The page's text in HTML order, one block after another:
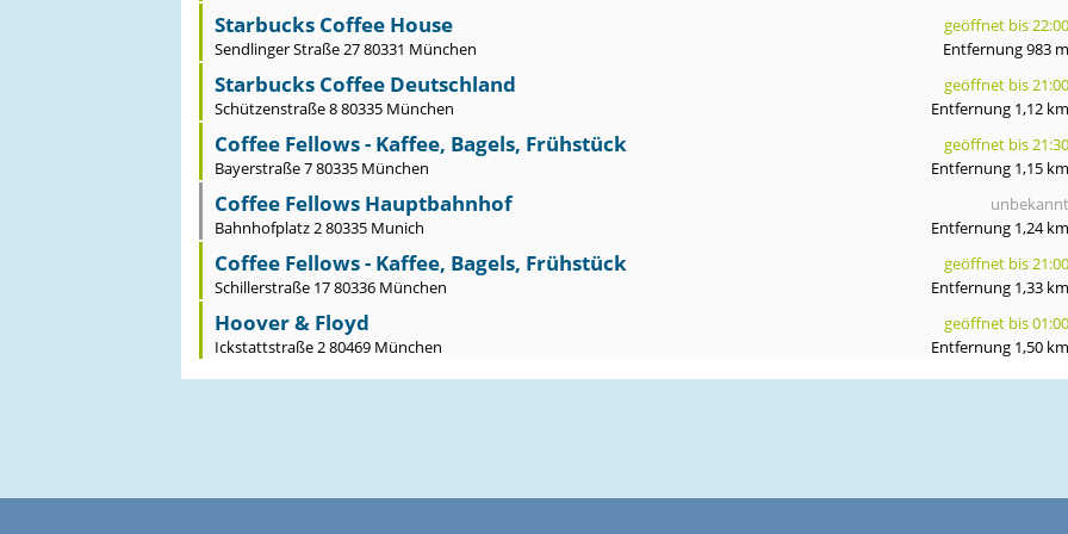
Starbucks Coffee House
geöffnet bis 22:00
Sendlinger Straße 27 80331 München
Entfernung 983 m
Starbucks Coffee Deutschland
geöffnet bis 21:00
Schützenstraße 8 80335 München
Entfernung 1,12 km
Coffee Fellows - Kaffee, Bagels, Frühstück
geöffnet bis 21:30
Bayerstraße 7 80335 München
Entfernung 1,15 km
Coffee Fellows Hauptbahnhof
unbekannt
Bahnhofplatz 2 80335 Munich
Entfernung 1,24 km
Coffee Fellows - Kaffee, Bagels, Frühstück
geöffnet bis 21:00
Schillerstraße 17 80336 München
Entfernung 1,33 km
Hoover & Floyd
geöffnet bis 01:00
Ickstattstraße 2 80469 München
Entfernung 1,50 km